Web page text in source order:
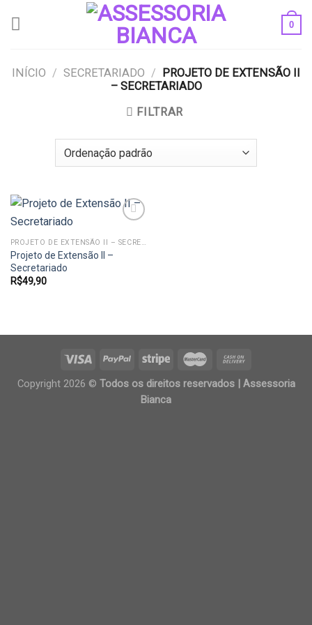
0
INÍCIO / SECRETARIADO / PROJETO DE EXTENSÃO II
– SECRETARIADO
FILTRAR
PROJETO DE EXTENSÃO II – SECRETARIADO
Projeto de Extensão II –
Secretariado
R$49,90
Copyright 2026 © Todos os direitos reservados | Assessoria
Bianca